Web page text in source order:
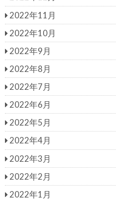
2022年11月
2022年10月
2022年9月
2022年8月
2022年7月
2022年6月
2022年5月
2022年4月
2022年3月
2022年2月
2022年1月